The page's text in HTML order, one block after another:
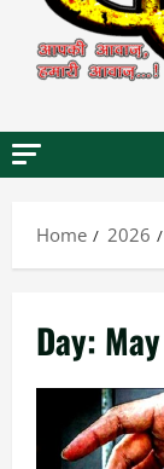
Home 2026
Day: